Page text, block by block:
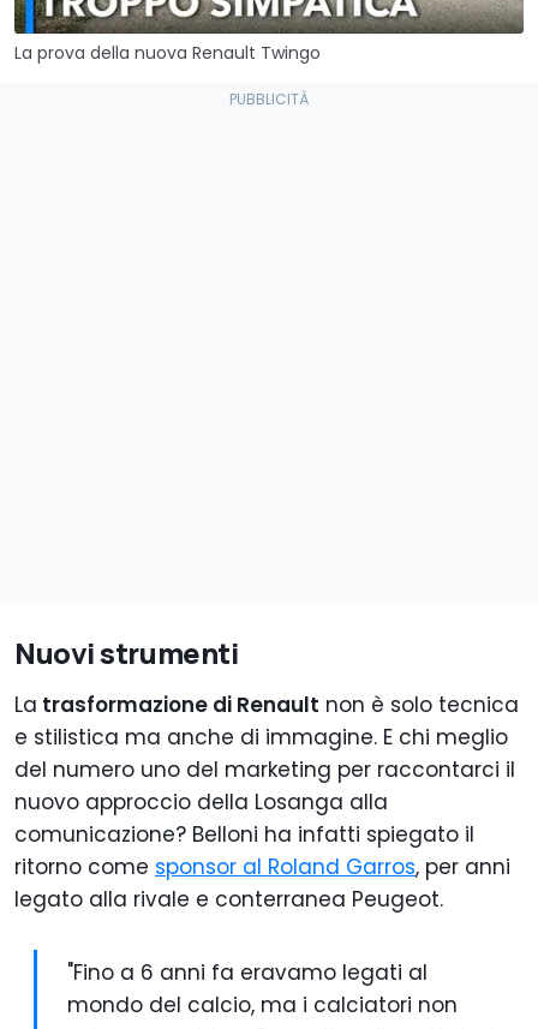
La prova della nuova Renault Twingo
Nuovi strumenti
La trasformazione di Renault non è solo tecnica
e stilistica ma anche di immagine. E chi meglio
del numero uno del marketing per raccontarci il
nuovo approccio della Losanga alla
comunicazione? Belloni ha infatti spiegato il
ritorno come sponsor al Roland Garros, per anni
legato alla rivale e conterranea Peugeot.
"Fino a 6 anni fa eravamo legati al
mondo del calcio, ma i calciatori non